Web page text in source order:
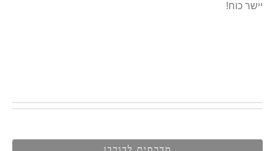
יישר כוח!
מדרסים לדורבן